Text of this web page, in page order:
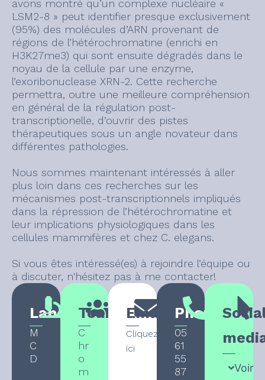
Laboratory
M
C
D
Team
C
hr
o
m
Email
Cliquez
ici
Phone
05
61
55
87
Voir
avons montré qu’un complexe nucléaire «
LSM2-8 » peut identifier presque exclusivement
(95%) des molécules d’ARN provenant de
régions de l’hétérochromatine (enrichi en
H3K27me3) qui sont ensuite dégradés dans le
noyau de la cellule par une enzyme,
l’exoribonuclease XRN-2. Cette recherche
permettra, outre une meilleure compréhension
en général de la régulation post-
transcriptionelle, d’ouvrir des pistes
thérapeutiques sous un angle novateur dans
différentes pathologies.
Nous sommes maintenant intéressés à aller
plus loin dans ces recherches sur les
mécanismes post-transcriptionnels impliqués
dans la répression de l’hétérochromatine et
leur implications physiologiques dans les
cellules mammifères et chez C. elegans.
Si vous êtes intéressé(es) à rejoindre l’équipe ou
à discuter, n'hésitez pas à me contacter!